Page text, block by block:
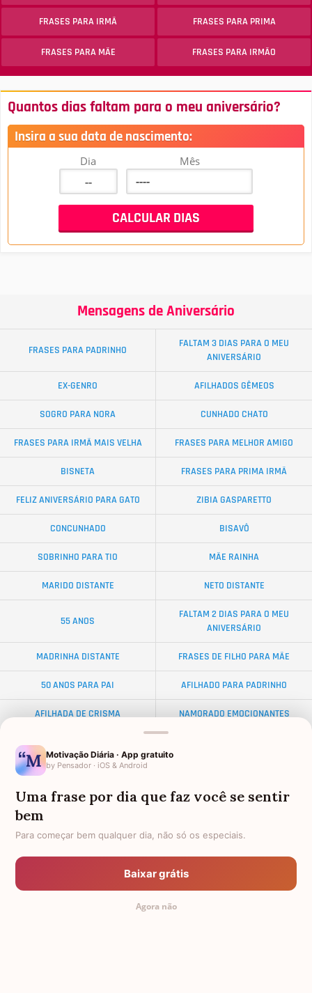
FRASES PARA IRMÃ FRASES PARA PRIMA
FRASES PARA MÃE FRASES PARA IRMÃO
Quantos dias faltam para o meu aniversário?
Insira a sua data de nascimento:
Dia Mês
Mensagens de Aniversário
FRASES PARA PADRINHO
FALTAM 3 DIAS PARA O MEU
ANIVERSÁRIO
EX-GENRO AFILHADOS GÊMEOS
SOGRO PARA NORA CUNHADO CHATO
FRASES PARA IRMÃ MAIS VELHA FRASES PARA MELHOR AMIGO
BISNETA FRASES PARA PRIMA IRMÃ
FELIZ ANIVERSÁRIO PARA GATO ZIBIA GASPARETTO
CONCUNHADO BISAVÔ
SOBRINHO PARA TIO MÃE RAINHA
MARIDO DISTANTE NETO DISTANTE
55 ANOS
FALTAM 2 DIAS PARA O MEU
ANIVERSÁRIO
MADRINHA DISTANTE FRASES DE FILHO PARA MÃE
50 ANOS PARA PAI AFILHADO PARA PADRINHO
AFILHADA DE CRISMA NAMORADO EMOCIONANTES
EX-SOGRO
AFILHADO PARA MADRINHA AMIGO OLORIDO
34 ANOS PADRINHO PARA AFILHADO
FRASES PARA AMIGA EVANGÉLICA
Motivação Diária · App gratuito
by Pensador · iOS & Android
Uma frase por dia que faz você se sentir
bem
Para começar bem qualquer dia, não só os especiais.
Baixar grátis
Agora não